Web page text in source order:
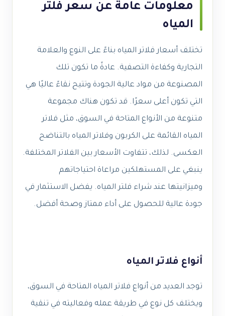
معلومات عامة عن سعر فلتر
المياه
تختلف أسعار فلاتر المياه بناءً على النوع والعلامة
التجارية وكفاءة التصفية. عادةً ما تكون تلك
المصنوعة من مواد عالية الجودة وتتيح نقاءً عاليًا هي
التي تكون أعلى سعرًا. قد تكون هناك مجموعة
متنوعة من الأنواع المتاحة في السوق، مثل فلاتر
المياه القائمة على الكربون وفلاتر المياه بالتناضح
العكسى. لذلك، تتفاوت الأسعار بين الفلاتر المختلفة.
ينبغي على المستهلكين مراعاة احتياجاتهم
وميزانيتها عند شراء فلتر المياه. يفضل الاستثمار في
جودة عالية للحصول على أداء ممتاز وصحة أفضل.
أنواع فلاتر المياه
توجد العديد من أنواع فلاتر المياه المتاحة في السوق،
ويختلف كل نوع في طريقة عمله وفعاليته في تنقية